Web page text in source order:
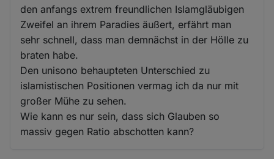
den anfangs extrem freundlichen Islamgläubigen
Zweifel an ihrem Paradies äußert, erfährt man
sehr schnell, dass man demnächst in der Hölle zu
braten habe.
Den unisono behaupteten Unterschied zu
islamistischen Positionen vermag ich da nur mit
großer Mühe zu sehen.
Wie kann es nur sein, dass sich Glauben so
massiv gegen Ratio abschotten kann?
und
Cookies